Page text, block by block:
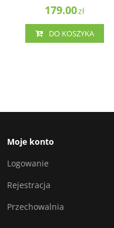
179.00zł
DO KOSZYKA
Moje konto
Logowanie
Rejestracja
Przechowalnia